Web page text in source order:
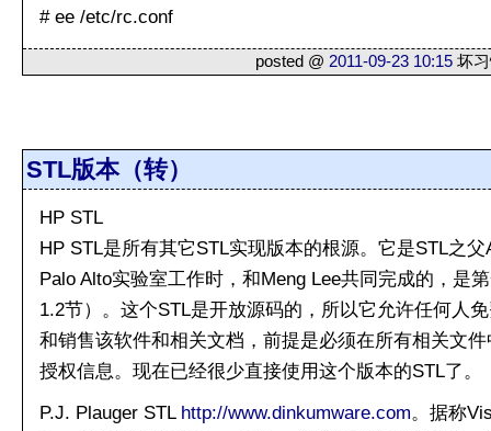
# ee /etc/rc.conf
posted @ 2011-09-23 10:15 坏
STL版本（转）
HP STL
HP STL是所有其它STL实现版本的根源。它是STL之
Palo Alto实验室工作时，和Meng Lee共同完成的，是
1.2节）。这个STL是开放源码的，所以它允许任何人
和销售该软件和相关文档，前提是必须在所有相关文
授权信息。现在已经很少直接使用这个版本的STL了。
P.J. Plauger STL http://www.dinkumware.com。据称